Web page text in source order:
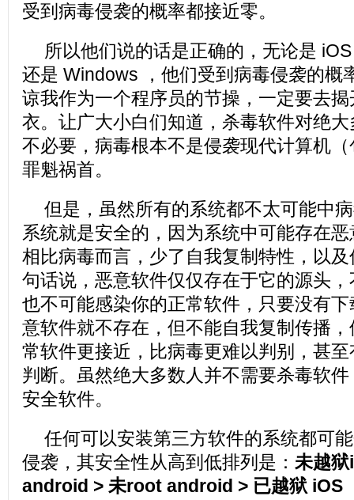
受到病毒侵袭的概率都接近零。
所以他们说的话是正确的，无论是
还是 Windows ，他们受到病毒侵袭的概
谅我作为一个程序员的节操，一定要去
衣。让广大小白们知道，杀毒软件对绝
不必要，病毒根本不是侵袭现代计算机
罪魁祸首。
但是，虽然所有的系统都不太可能中
系统就是安全的，因为系统中可能存在
相比病毒而言，少了自我复制特性，以
句话说，恶意软件仅仅存在于它的源头
也不可能感染你的正常软件，只要没有
意软件就不存在，但不能自我复制传播
常软件更接近，比病毒更难以判别，甚
判断。虽然绝大多数人并不需要杀毒软
安全软件。
任何可以安装第三方软件的系统都可
侵袭，其安全性从高到低排列是： 未越
android > 未root android > 已越狱 iOS